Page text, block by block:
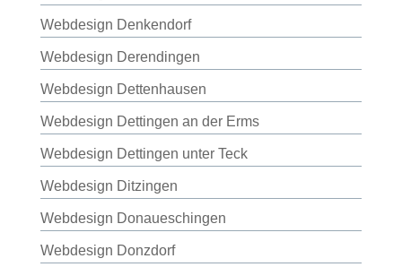
Webdesign Denkendorf
Webdesign Derendingen
Webdesign Dettenhausen
Webdesign Dettingen an der Erms
Webdesign Dettingen unter Teck
Webdesign Ditzingen
Webdesign Donaueschingen
Webdesign Donzdorf